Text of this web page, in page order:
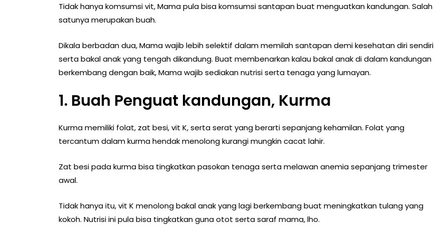
Tidak hanya komsumsi vit, Mama pula bisa komsumsi santapan buat menguatkan kandungan. Salah
satunya merupakan buah.
Dikala berbadan dua, Mama wajib lebih selektif dalam memilah santapan demi kesehatan diri sendiri
serta bakal anak yang tengah dikandung. Buat membenarkan kalau bakal anak di dalam kandungan
berkembang dengan baik, Mama wajib sediakan nutrisi serta tenaga yang lumayan.
1. Buah Penguat kandungan, Kurma
Kurma memiliki folat, zat besi, vit K, serta serat yang berarti sepanjang kehamilan. Folat yang
tercantum dalam kurma hendak menolong kurangi mungkin cacat lahir.
Zat besi pada kurma bisa tingkatkan pasokan tenaga serta melawan anemia sepanjang trimester
awal.
Tidak hanya itu, vit K menolong bakal anak yang lagi berkembang buat meningkatkan tulang yang
kokoh. Nutrisi ini pula bisa tingkatkan guna otot serta saraf mama, lho.